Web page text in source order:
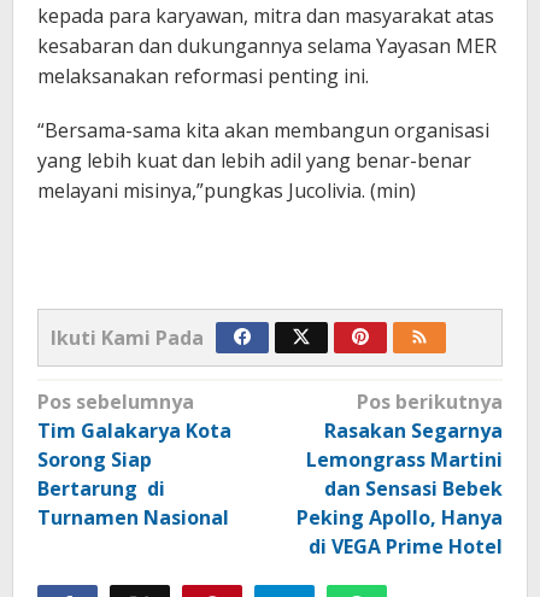
kepada para karyawan, mitra dan masyarakat atas
kesabaran dan dukungannya selama Yayasan MER
melaksanakan reformasi penting ini.
“Bersama-sama kita akan membangun organisasi
yang lebih kuat dan lebih adil yang benar-benar
melayani misinya,”pungkas Jucolivia. (min)
Ikuti Kami Pada
Navigasi
pos
Pos sebelumnya
Tim Galakarya Kota
Sorong Siap
Bertarung di
Turnamen Nasional
Pos berikutnya
Rasakan Segarnya
Lemongrass Martini
dan Sensasi Bebek
Peking Apollo, Hanya
di VEGA Prime Hotel